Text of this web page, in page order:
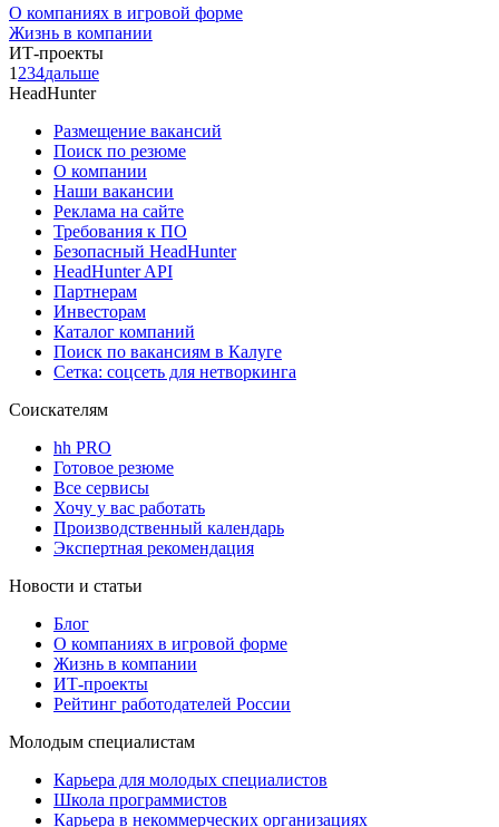
О компаниях в игровой форме
Жизнь в компании
ИТ-проекты
1 234дальше
HeadHunter
Размещение вакансий
Поиск по резюме
О компании
Наши вакансии
Реклама на сайте
Требования к ПО
Безопасный HeadHunter
HeadHunter API
Партнерам
Инвесторам
Каталог компаний
Поиск по вакансиям в Калуге
Сетка: соцсеть для нетворкинга
Соискателям
hh PRO
Готовое резюме
Все сервисы
Хочу у вас работать
Производственный календарь
Экспертная рекомендация
Новости и статьи
Блог
О компаниях в игровой форме
Жизнь в компании
ИТ-проекты
Рейтинг работодателей России
Молодым специалистам
Карьера для молодых специалистов
Школа программистов
Карьера в некоммерческих организациях